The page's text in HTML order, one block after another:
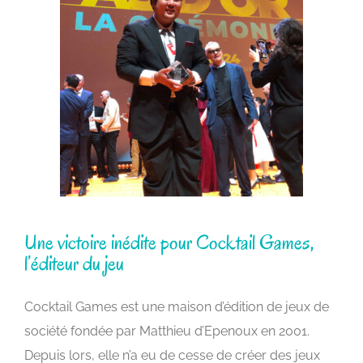
Une victoire inédite pour Cocktail Games,
l’éditeur du jeu
Cocktail Games est une maison d’édition de jeux de
société fondée par Matthieu d’Epenoux en 2001.
Depuis lors, elle n’a eu de cesse de créer des jeux